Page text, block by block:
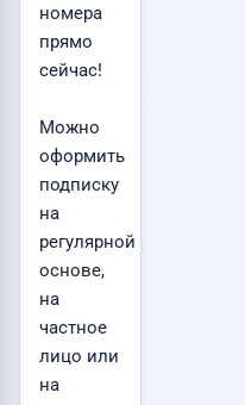
номера
прямо
сейчас!
Можно
оформить
подписку
на
регулярной
основе,
на
частное
лицо или
на